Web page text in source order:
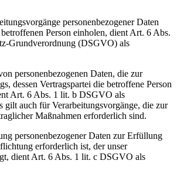
personenbezogener Daten
Person einholen, dient Art. 6 Abs.
Grundverordnung (DSGVO) als
personenbezogenen Daten, die zur
dessen Vertragspartei die betroffene Person
Art. 6 Abs. 1 lit. b DSGVO als
gilt auch für Verarbeitungsvorgänge, die zur
Maßnahmen erforderlich sind.
personenbezogener Daten zur Erfüllung
erforderlich ist, der unser
dient Art. 6 Abs. 1 lit. c DSGVO als